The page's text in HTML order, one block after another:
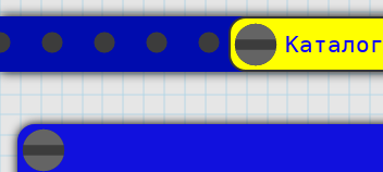
Каталог